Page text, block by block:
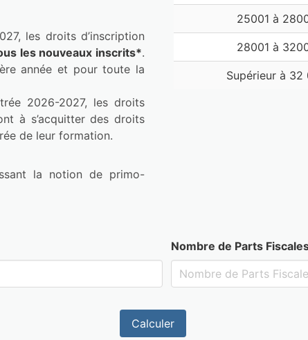
les droits d’inscription
les nouveaux inscrits*.
année et pour toute la
2026-2027, les droits
à s’acquitter des droits
de leur formation.
la notion de primo-
25001 à
28001 à
Supérieur à 32
Nombre de Parts
Calculer